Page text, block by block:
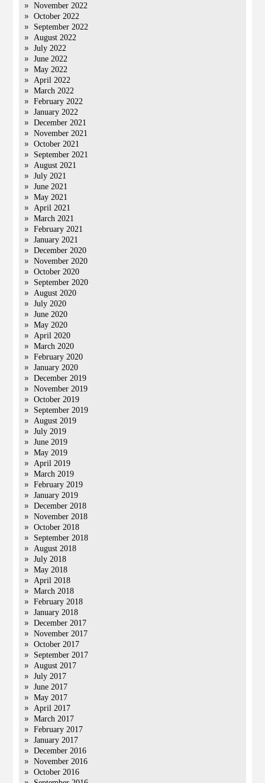
November 2022
October 2022
September 2022
August 2022
July 2022
June 2022
May 2022
April 2022
March 2022
February 2022
January 2022
December 2021
November 2021
October 2021
September 2021
August 2021
July 2021
June 2021
May 2021
April 2021
March 2021
February 2021
January 2021
December 2020
November 2020
October 2020
September 2020
August 2020
July 2020
June 2020
May 2020
April 2020
March 2020
February 2020
January 2020
December 2019
November 2019
October 2019
September 2019
August 2019
July 2019
June 2019
May 2019
April 2019
March 2019
February 2019
January 2019
December 2018
November 2018
October 2018
September 2018
August 2018
July 2018
May 2018
April 2018
March 2018
February 2018
January 2018
December 2017
November 2017
October 2017
September 2017
August 2017
July 2017
June 2017
May 2017
April 2017
March 2017
February 2017
January 2017
December 2016
November 2016
October 2016